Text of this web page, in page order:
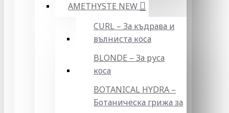
AMETHYSTE NEW
CURL – За къдрава и
вълниста коса
BLONDE – За руса
коса
BOTANICAL HYDRA –
Ботаническа грижа за